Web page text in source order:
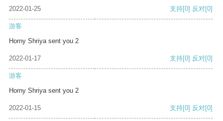
2022-01-25 支持[0] 反对[0]
游客
Horny Shriya sent you 2
2022-01-17 支持[0] 反对[0]
游客
Horny Shriya sent you 2
2022-01-15 支持[0] 反对[0]